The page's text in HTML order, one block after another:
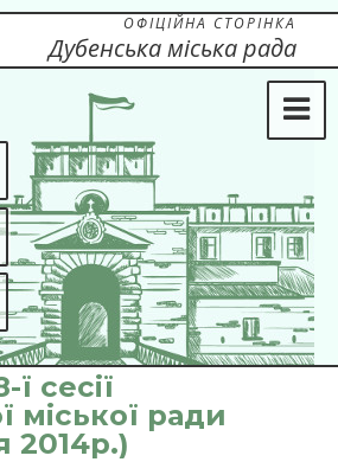
ОФІЦІЙНА СТОРІНКА
Дубенська міська рада
сесії
міської ради
2014р.)